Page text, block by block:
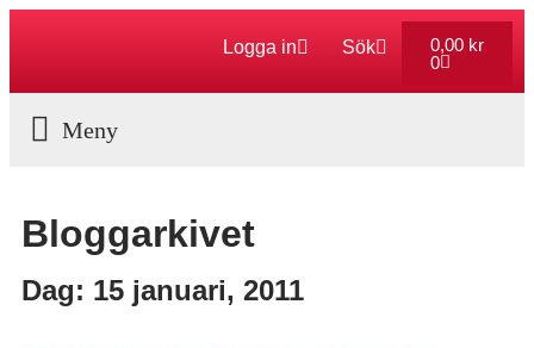
Logga in Sök 0,00 kr
0
Bloggarkivet
Dag: 15 januari, 2011